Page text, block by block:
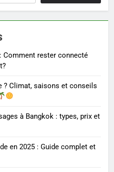
Comment rester connecté
? Climat, saisons et conseils
à Bangkok : types, prix et
en 2025 : Guide complet et